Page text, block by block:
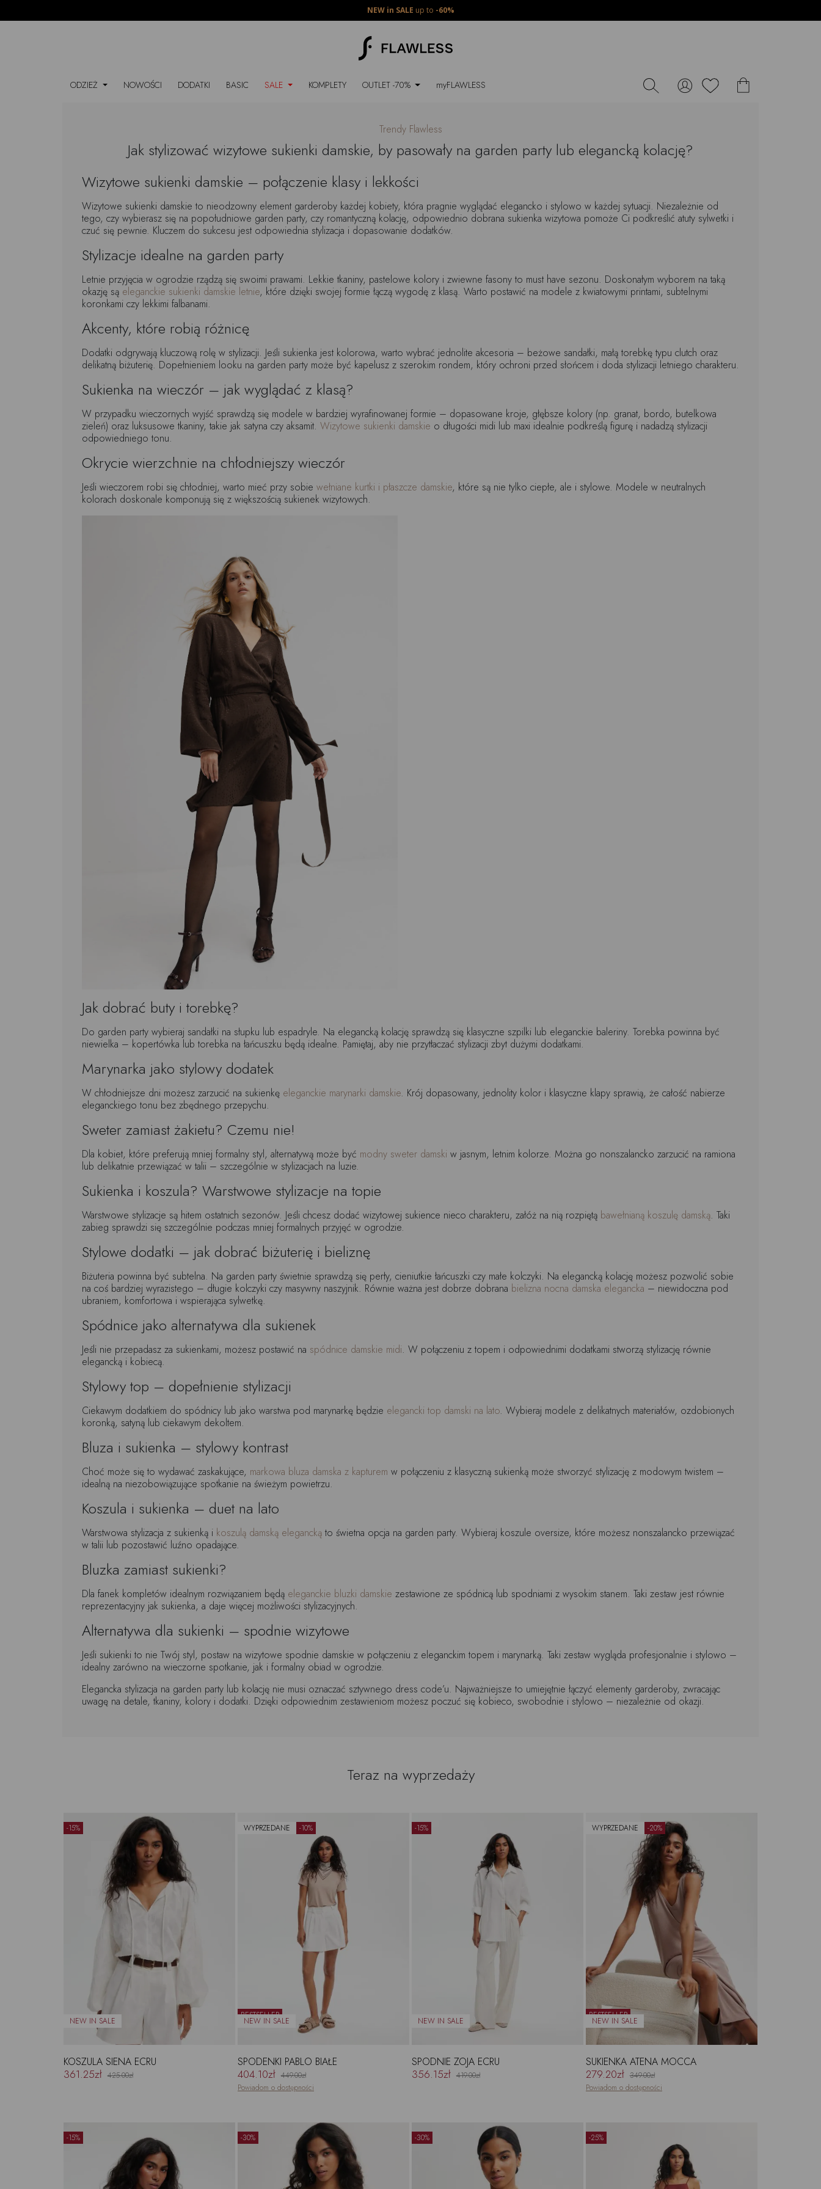
NEW in SALE up to -60%
ODZIEŻ NOWOŚCI DODATKI BASIC SALE KOMPLETY OUTLET -70% myFLAWLESS
Trendy Flawless
Jak stylizować wizytowe sukienki damskie, by pasowały na garden party lub elegancką kolację?
Wizytowe sukienki damskie – połączenie klasy i lekkości
Wizytowe sukienki damskie to nieodzowny element garderoby każdej kobiety, która pragnie wyglądać elegancko i stylowo w każdej sytuacji. Niezależnie od
tego, czy wybierasz się na popołudniowe garden party, czy romantyczną kolację, odpowiednio dobrana sukienka wizytowa pomoże Ci podkreślić atuty sylwetki i
czuć się pewnie. Kluczem do sukcesu jest odpowiednia stylizacja i dopasowanie dodatków.
Stylizacje idealne na garden party
Letnie przyjęcia w ogrodzie rządzą się swoimi prawami. Lekkie tkaniny, pastelowe kolory i zwiewne fasony to must have sezonu. Doskonałym wyborem na taką
okazję są eleganckie sukienki damskie letnie, które dzięki swojej formie łączą wygodę z klasą. Warto postawić na modele z kwiatowymi printami, subtelnymi
koronkami czy lekkimi falbanami.
Akcenty, które robią różnicę
Dodatki odgrywają kluczową rolę w stylizacji. Jeśli sukienka jest kolorowa, warto wybrać jednolite akcesoria – beżowe sandałki, małą torebkę typu clutch oraz
delikatną biżuterię. Dopełnieniem looku na garden party może być kapelusz z szerokim rondem, który ochroni przed słońcem i doda stylizacji letniego charakteru.
Sukienka na wieczór – jak wyglądać z klasą?
W przypadku wieczornych wyjść sprawdzą się modele w bardziej wyrafinowanej formie – dopasowane kroje, głębsze kolory (np. granat, bordo, butelkowa
zieleń) oraz luksusowe tkaniny, takie jak satyna czy aksamit. Wizytowe sukienki damskie o długości midi lub maxi idealnie podkreślą figurę i nadadzą stylizacji
odpowiedniego tonu.
Okrycie wierzchnie na chłodniejszy wieczór
Jeśli wieczorem robi się chłodniej, warto mieć przy sobie wełniane kurtki i płaszcze damskie, które są nie tylko ciepłe, ale i stylowe. Modele w neutralnych
kolorach doskonale komponują się z większością sukienek wizytowych.
Jak dobrać buty i torebkę?
Do garden party wybieraj sandałki na słupku lub espadryle. Na elegancką kolację sprawdzą się klasyczne szpilki lub eleganckie baleriny. Torebka powinna być
niewielka – kopertówka lub torebka na łańcuszku będą idealne. Pamiętaj, aby nie przytłaczać stylizacji zbyt dużymi dodatkami.
Marynarka jako stylowy dodatek
W chłodniejsze dni możesz zarzucić na sukienkę eleganckie marynarki damskie. Krój dopasowany, jednolity kolor i klasyczne klapy sprawią, że całość nabierze
eleganckiego tonu bez zbędnego przepychu.
Sweter zamiast żakietu? Czemu nie!
Dla kobiet, które preferują mniej formalny styl, alternatywą może być modny sweter damski w jasnym, letnim kolorze. Można go nonszalancko zarzucić na ramiona
lub delikatnie przewiązać w talii – szczególnie w stylizacjach na luzie.
Sukienka i koszula? Warstwowe stylizacje na topie
Warstwowe stylizacje są hitem ostatnich sezonów. Jeśli chcesz dodać wizytowej sukience nieco charakteru, załóż na nią rozpiętą bawełnianą koszulę damską. Taki
zabieg sprawdzi się szczególnie podczas mniej formalnych przyjęć w ogrodzie.
Stylowe dodatki – jak dobrać biżuterię i bieliznę
Biżuteria powinna być subtelna. Na garden party świetnie sprawdzą się perły, cieniutkie łańcuszki czy małe kolczyki. Na elegancką kolację możesz pozwolić sobie
na coś bardziej wyrazistego – długie kolczyki czy masywny naszyjnik. Równie ważna jest dobrze dobrana bielizna nocna damska elegancka – niewidoczna pod
ubraniem, komfortowa i wspierająca sylwetkę.
Spódnice jako alternatywa dla sukienek
Jeśli nie przepadasz za sukienkami, możesz postawić na spódnice damskie midi. W połączeniu z topem i odpowiednimi dodatkami stworzą stylizację równie
elegancką i kobiecą.
Stylowy top – dopełnienie stylizacji
Ciekawym dodatkiem do spódnicy lub jako warstwa pod marynarkę będzie elegancki top damski na lato. Wybieraj modele z delikatnych materiałów, ozdobionych
koronką, satyną lub ciekawym dekoltem.
Bluza i sukienka – stylowy kontrast
Choć może się to wydawać zaskakujące, markowa bluza damska z kapturem w połączeniu z klasyczną sukienką może stworzyć stylizację z modowym twistem –
idealną na niezobowiązujące spotkanie na świeżym powietrzu.
Koszula i sukienka – duet na lato
Warstwowa stylizacja z sukienką i koszulą damską elegancką to świetna opcja na garden party. Wybieraj koszule oversize, które możesz nonszalancko przewiązać
w talii lub pozostawić luźno opadające.
Bluzka zamiast sukienki?
Dla fanek kompletów idealnym rozwiązaniem będą eleganckie bluzki damskie zestawione ze spódnicą lub spodniami z wysokim stanem. Taki zestaw jest równie
reprezentacyjny jak sukienka, a daje więcej możliwości stylizacyjnych.
Alternatywa dla sukienki – spodnie wizytowe
Jeśli sukienki to nie Twój styl, postaw na wizytowe spodnie damskie w połączeniu z eleganckim topem i marynarką. Taki zestaw wygląda profesjonalnie i stylowo –
idealny zarówno na wieczorne spotkanie, jak i formalny obiad w ogrodzie.
Elegancka stylizacja na garden party lub kolację nie musi oznaczać sztywnego dress code’u. Najważniejsze to umiejętnie łączyć elementy garderoby, zwracając
uwagę na detale, tkaniny, kolory i dodatki. Dzięki odpowiednim zestawieniom możesz poczuć się kobieco, swobodnie i stylowo – niezależnie od okazji.
Teraz na wyprzedaży
KOSZULA SIENA ECRU
361.25zł 425.00zł
-15%
BESTSELLER
SPODENKI PABLO BIAŁE
404.10zł 449.00zł
Powiadom o dostępności
WYPRZEDANE -10%
SPODNIE ZOJA ECRU
356.15zł 419.00zł
-15%
BESTSELLER
SUKIENKA ATENA MOCCA
279.20zł 349.00zł
Powiadom o dostępności
WYPRZEDANE -20%
-15% -30% -30% -25%